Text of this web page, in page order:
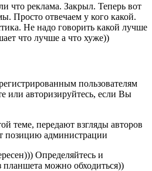
что реклама. Закрыл. Теперь вот
Просто отвечаем у кого какой.
Не надо говорить какой лучше
что лучше а что хуже))
пользователям
или авторизируйтесь, если Вы
теме, передают взгляды авторов
позицию администрации
Определяйтесь и
можно обходиться))